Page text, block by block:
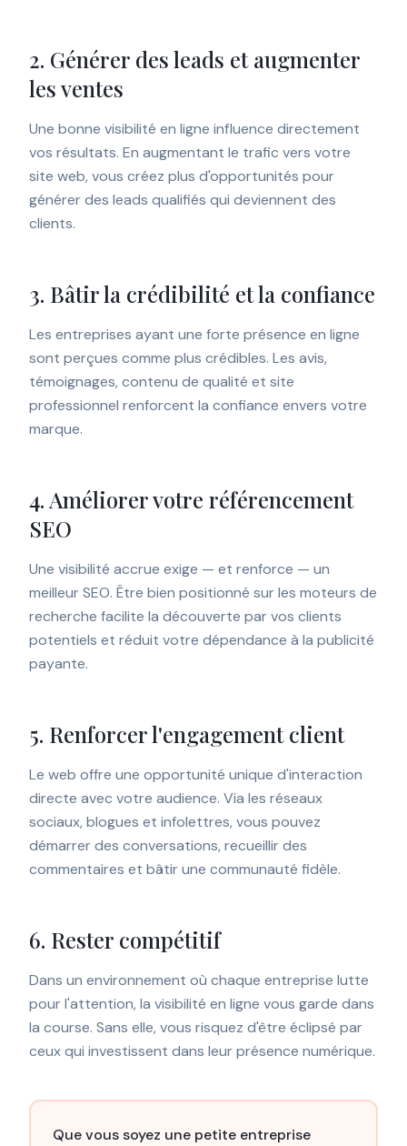
2. Générer des leads et augmenter
les ventes
Une bonne visibilité en ligne influence directement
vos résultats. En augmentant le trafic vers votre
site web, vous créez plus d'opportunités pour
générer des leads qualifiés qui deviennent des
clients.
3. Bâtir la crédibilité et la confiance
Les entreprises ayant une forte présence en ligne
sont perçues comme plus crédibles. Les avis,
témoignages, contenu de qualité et site
professionnel renforcent la confiance envers votre
marque.
4. Améliorer votre référencement
SEO
Une visibilité accrue exige — et renforce — un
meilleur SEO. Être bien positionné sur les moteurs de
recherche facilite la découverte par vos clients
potentiels et réduit votre dépendance à la publicité
payante.
5. Renforcer l'engagement client
Le web offre une opportunité unique d'interaction
directe avec votre audience. Via les réseaux
sociaux, blogues et infolettres, vous pouvez
démarrer des conversations, recueillir des
commentaires et bâtir une communauté fidèle.
6. Rester compétitif
Dans un environnement où chaque entreprise lutte
pour l'attention, la visibilité en ligne vous garde dans
la course. Sans elle, vous risquez d'être éclipsé par
ceux qui investissent dans leur présence numérique.
Que vous soyez une petite entreprise